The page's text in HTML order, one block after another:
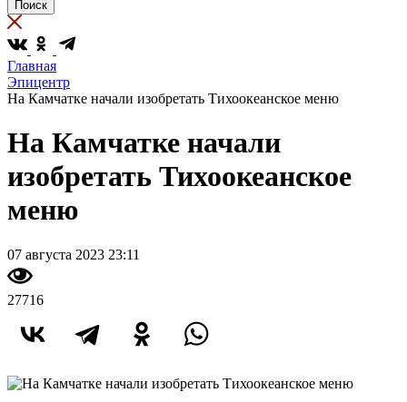
Главная
Эпицентр
На Камчатке начали изобретать Тихоокеанское меню
На Камчатке начали
изобретать Тихоокеанское
меню
07 августа 2023 23:11
27716